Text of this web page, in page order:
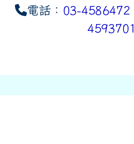
電話： 03-4586472
4593701